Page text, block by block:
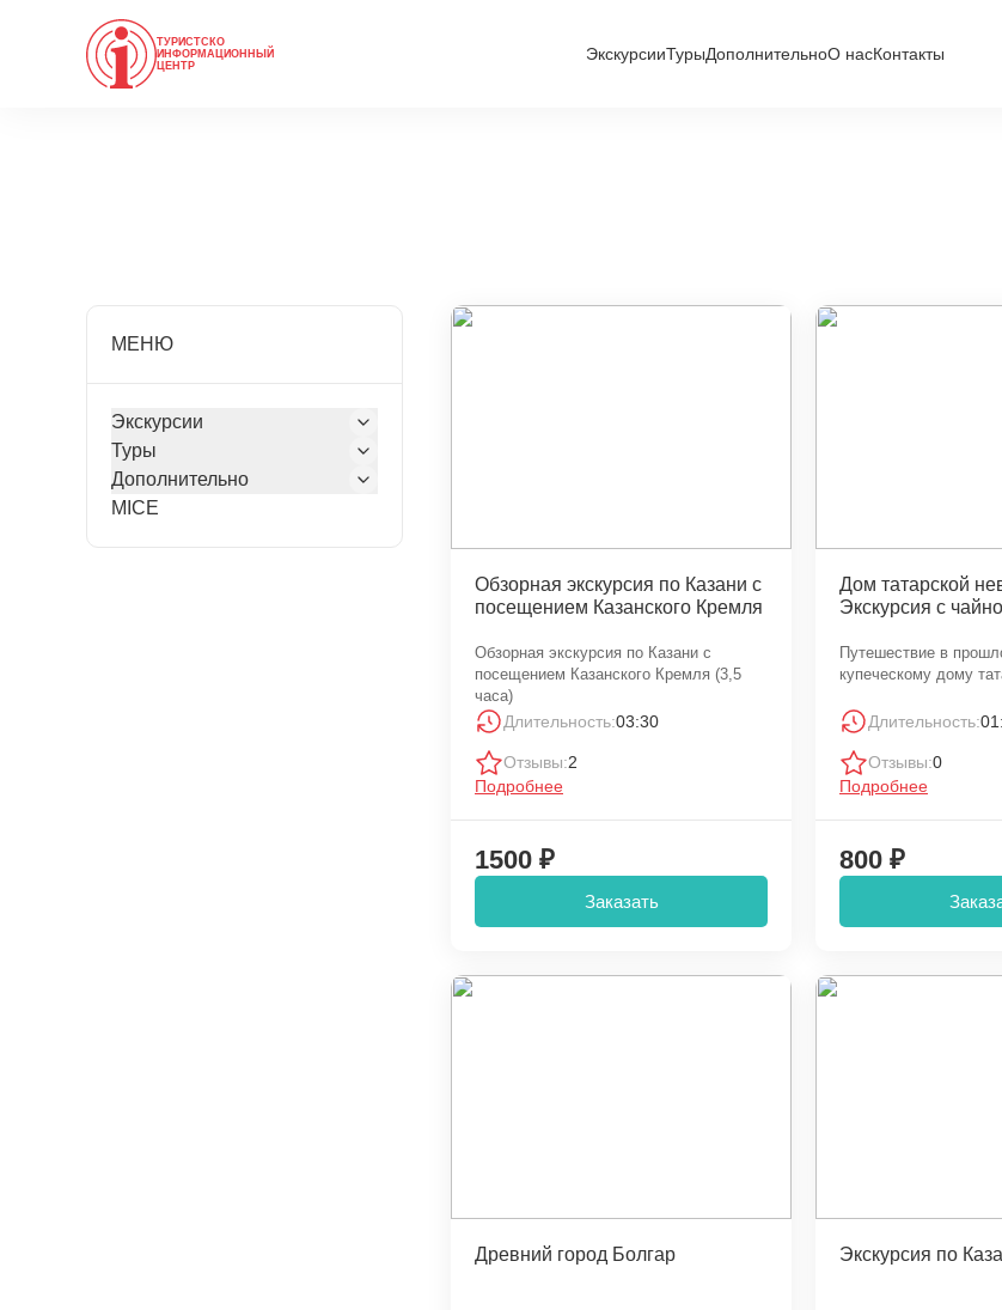
ТУРИСТСКО
ИНФОРМАЦИОННЫЙ
ЦЕНТР
ЭкскурсииТурыДополнительноО насКонтакты
МЕНЮ
Экскурсии
Туры
Дополнительно
MICE
Обзорная экскурсия по Казани с
посещением Казанского Кремля
Обзорная экскурсия по Казани с
посещением Казанского Кремля (3,5
часа)
Длительность:03:30
Отзывы:2
Подробнее
1500 ₽
Заказать
Дом татарской
Экскурсия с
Путешествие в
купеческому дому
Длительность:
Отзывы:0
Подробнее
800 ₽
Древний город Болгар Экскурсия по